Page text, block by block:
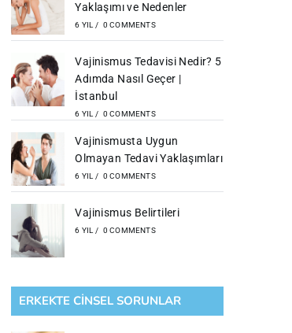
Yaklaşımı ve Nedenler
6 YIL / 0 COMMENTS
Vajinismus Tedavisi Nedir? 5
Adımda Nasıl Geçer |
İstanbul
6 YIL / 0 COMMENTS
Vajinismusta Uygun
Olmayan Tedavi Yaklaşımları
6 YIL / 0 COMMENTS
Vajinismus Belirtileri
6 YIL / 0 COMMENTS
ERKEKTE CİNSEL SORUNLAR